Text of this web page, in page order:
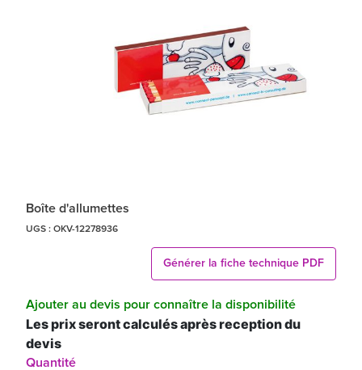
Boîte d'allumettes
UGS : OKV-12278936
Générer la fiche technique PDF
Ajouter au devis pour connaître la disponibilité
Les prix seront calculés après reception du
devis
Quantité